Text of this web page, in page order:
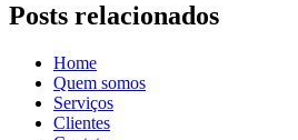
Posts relacionados
Home
Quem somos
Serviços
Clientes